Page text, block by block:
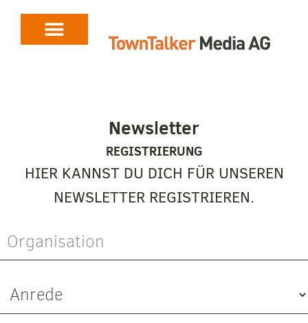
Newsletter
REGISTRIERUNG
HIER KANNST DU DICH FÜR UNSEREN
NEWSLETTER REGISTRIEREN.